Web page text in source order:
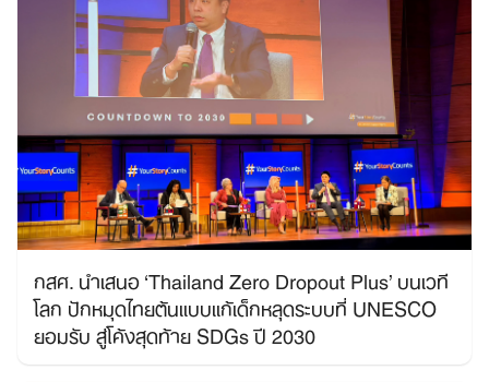
กสศ. นำเสนอ ‘Thailand Zero Dropout Plus’ บนเวที
โลก ปักหมุดไทยต้นแบบแก้เด็กหลุดระบบที่ UNESCO
ยอมรับ สู่โค้งสุดท้าย SDGs ปี 2030